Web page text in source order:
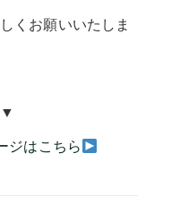
くお願いいたしま
▼
ジはこちら